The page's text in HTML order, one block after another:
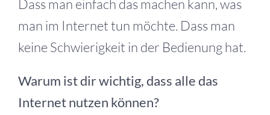
Dass man einfach das machen kann, was
man im Internet tun möchte. Dass man
keine Schwierigkeit in der Bedienung hat.
Warum ist dir wichtig, dass alle das
Internet nutzen können?